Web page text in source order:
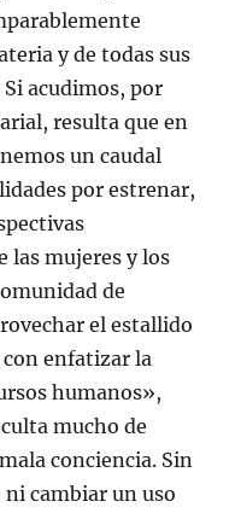
y de todas sus
acudimos, por
resulta que en
un caudal
por estrenar,
las mujeres y los
de
el estallido
con enfatizar la
humanos»,
mucho de
conciencia. Sin
cambiar un uso